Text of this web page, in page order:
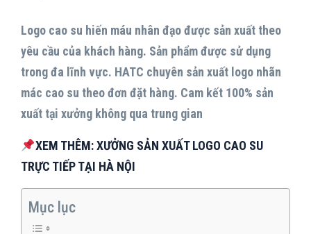
Logo cao su hiến máu nhân đạo được sản xuất theo
yêu cầu của khách hàng. Sản phẩm được sử dụng
trong đa lĩnh vực. HATC chuyên sản xuất logo nhãn
mác cao su theo đơn đặt hàng. Cam kết 100% sản
xuất tại xưởng không qua trung gian
XEM THÊM: XƯỞNG SẢN XUẤT LOGO CAO SU
TRỰC TIẾP TẠI HÀ NỘI
Mục lục